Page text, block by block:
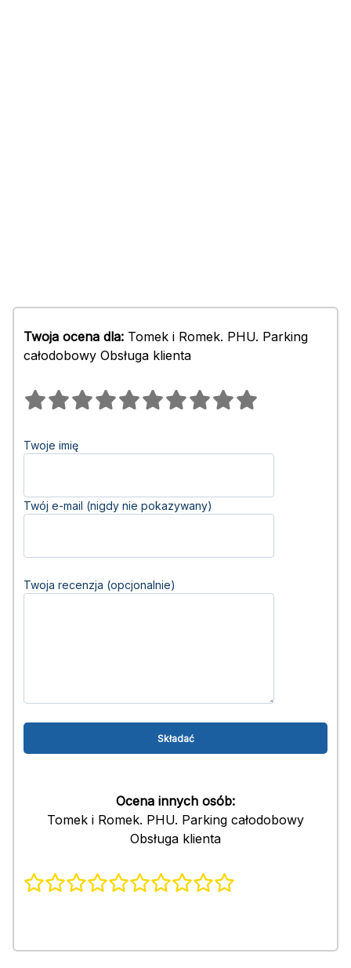
Twoja ocena dla: Tomek i Romek. PHU. Parking
całodobowy Obsługa klienta
Twoje imię
Twój e-mail (nigdy nie pokazywany)
Twoja recenzja (opcjonalnie)
Ocena innych osób:
Tomek i Romek. PHU. Parking całodobowy
Obsługa klienta